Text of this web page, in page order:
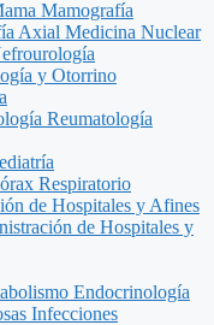
Mamografía
Axial Medicina Nuclear
y Otorrino
Reumatología
Respiratorio
de Hospitales y Afines
de Hospitales y
Endocrinología
Infecciones